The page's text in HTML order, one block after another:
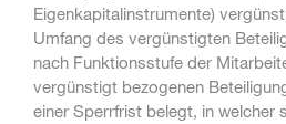
Eigenkapitalinstrumente)
Umfang des vergünstigten
nach Funktionsstufe der
vergünstigt bezogenen
einer Sperrfrist belegt, in welcher